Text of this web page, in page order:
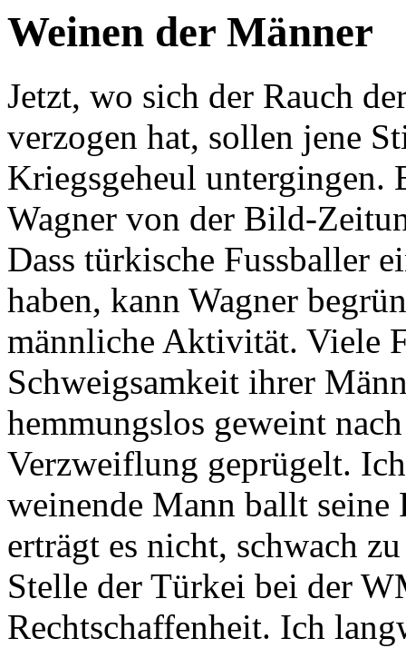
Weinen der Männer
Jetzt, wo sich der Rauch
verzogen hat, sollen jene
Kriegsgeheul untergingen.
Wagner von der Bild-
Dass türkische Fussballer
haben, kann Wagner
männliche Aktivität. Viele
Schweigsamkeit ihrer
hemmungslos geweint
Verzweiflung geprügelt.
weinende Mann ballt seine
erträgt es nicht, schwach
Stelle der Türkei bei der
Rechtschaffenheit. Ich